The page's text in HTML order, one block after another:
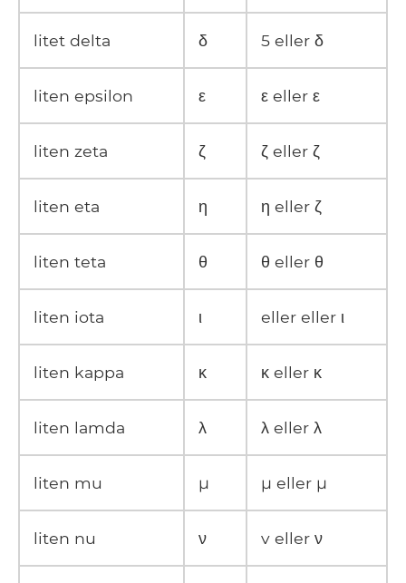
litet delta δ 5 eller δ
liten epsilon ε ε eller ε
liten zeta ζ ζ eller ζ
liten eta η η eller ζ
liten teta θ θ eller θ
liten iota ι eller eller ι
liten kappa κ κ eller κ
liten lamda λ λ eller λ
liten mu μ μ eller μ
liten nu ν v eller ν